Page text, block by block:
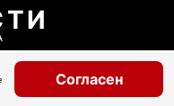
Согласен